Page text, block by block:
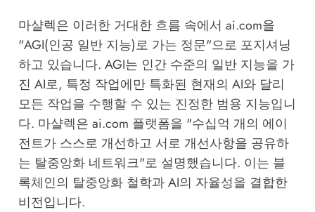
마샬렉은 이러한 거대한 흐름 속에서 ai.com을
"AGI(인공 일반 지능)로 가는 정문"으로 포지셔닝
하고 있습니다. AGI는 인간 수준의 일반 지능을 가
진 AI로, 특정 작업에만 특화된 현재의 AI와 달리
모든 작업을 수행할 수 있는 진정한 범용 지능입니
다. 마샬렉은 ai.com 플랫폼을 "수십억 개의 에이
전트가 스스로 개선하고 서로 개선사항을 공유하
는 탈중앙화 네트워크"로 설명했습니다. 이는 블
록체인의 탈중앙화 철학과 AI의 자율성을 결합한
비전입니다.